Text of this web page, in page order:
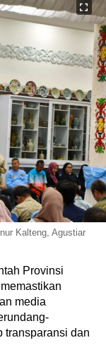
Kalteng, Agustiar
Provinsi
media
transparansi dan